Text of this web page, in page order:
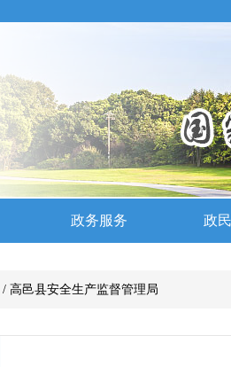
/ 高邑县安全生产监督管理局